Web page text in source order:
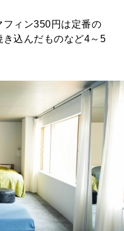
ィン350円は定番の
き込んだものなど4～5